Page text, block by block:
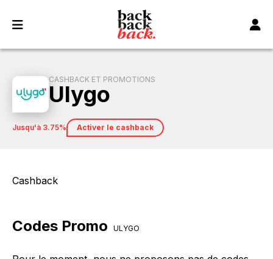
CASHBACK ET PROMOTIONS
Ulygo
jusqu'à 3.75% Activer le cashback
Cashback
Codes Promo ULYGO